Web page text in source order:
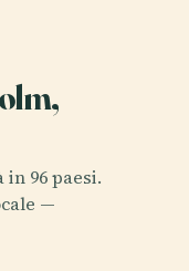
in 96 paesi.
—